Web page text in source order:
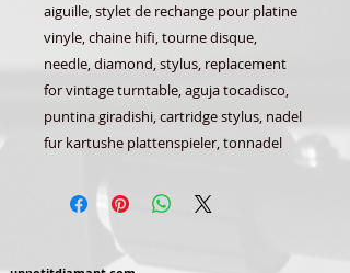
aiguille, stylet de rechange pour platine
vinyle, chaine hifi, tourne disque,
needle, diamond, stylus, replacement
for vintage turntable, aguja tocadisco,
puntina giradishi, cartridge stylus, nadel
fur kartushe plattenspieler, tonnadel